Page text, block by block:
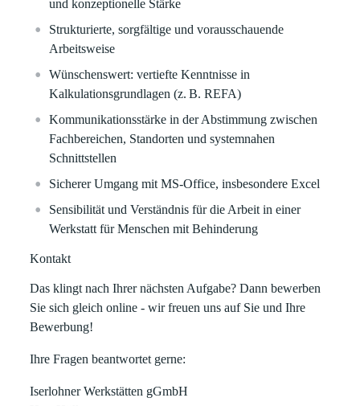
und konzeptionelle Stärke
Strukturierte, sorgfältige und vorausschauende
Arbeitsweise
Wünschenswert: vertiefte Kenntnisse in
Kalkulationsgrundlagen (z. B. REFA)
Kommunikationsstärke in der Abstimmung zwischen
Fachbereichen, Standorten und systemnahen
Schnittstellen
Sicherer Umgang mit MS‑Office, insbesondere Excel
Sensibilität und Verständnis für die Arbeit in einer
Werkstatt für Menschen mit Behinderung
Kontakt
Das klingt nach Ihrer nächsten Aufgabe? Dann bewerben
Sie sich gleich online - wir freuen uns auf Sie und Ihre
Bewerbung!
Ihre Fragen beantwortet gerne:
Iserlohner Werkstätten gGmbH